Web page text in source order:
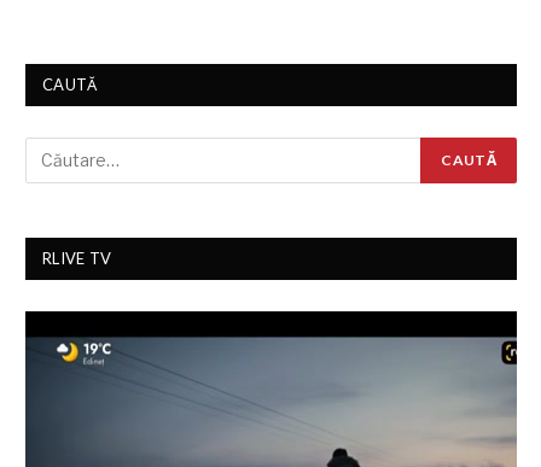
CAUTĂ
RLIVE TV